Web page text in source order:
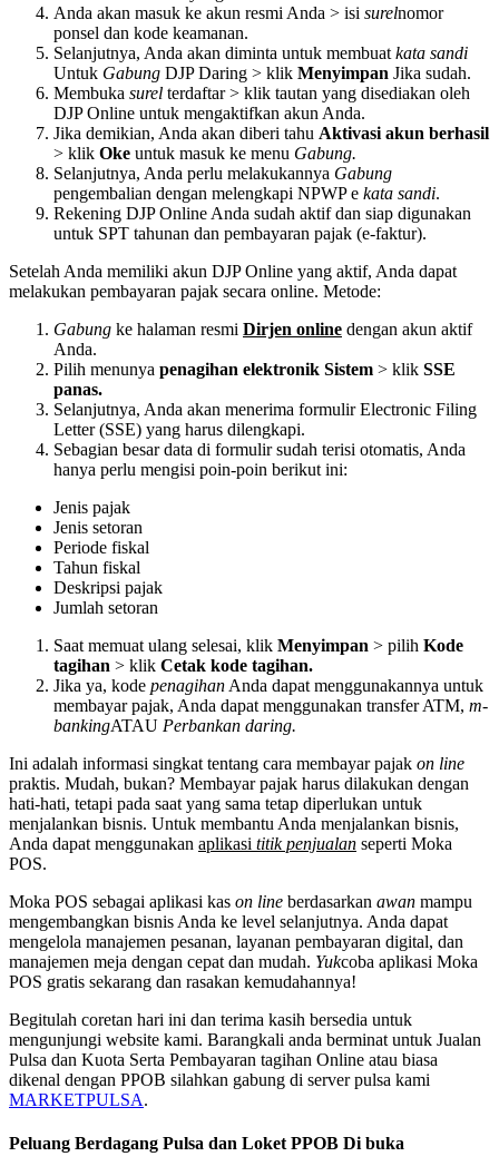
Anda akan masuk ke akun resmi Anda > isi surelnomor
ponsel dan kode keamanan.
Selanjutnya, Anda akan diminta untuk membuat kata sandi
Untuk Gabung DJP Daring > klik Menyimpan Jika sudah.
Membuka surel terdaftar > klik tautan yang disediakan oleh
DJP Online untuk mengaktifkan akun Anda.
Jika demikian, Anda akan diberi tahu Aktivasi akun berhasil
> klik Oke untuk masuk ke menu Gabung.
Selanjutnya, Anda perlu melakukannya Gabung
pengembalian dengan melengkapi NPWP e kata sandi.
Rekening DJP Online Anda sudah aktif dan siap digunakan
untuk SPT tahunan dan pembayaran pajak (e-faktur).
Setelah Anda memiliki akun DJP Online yang aktif, Anda dapat
melakukan pembayaran pajak secara online. Metode:
Gabung ke halaman resmi Dirjen online dengan akun aktif
Anda.
Pilih menunya penagihan elektronik Sistem > klik SSE
panas.
Selanjutnya, Anda akan menerima formulir Electronic Filing
Letter (SSE) yang harus dilengkapi.
Sebagian besar data di formulir sudah terisi otomatis, Anda
hanya perlu mengisi poin-poin berikut ini:
Jenis pajak
Jenis setoran
Periode fiskal
Tahun fiskal
Deskripsi pajak
Jumlah setoran
Saat memuat ulang selesai, klik Menyimpan > pilih Kode
tagihan > klik Cetak kode tagihan.
Jika ya, kode penagihan Anda dapat menggunakannya untuk
membayar pajak, Anda dapat menggunakan transfer ATM, m-
bankingATAU Perbankan daring.
Ini adalah informasi singkat tentang cara membayar pajak on line
praktis. Mudah, bukan? Membayar pajak harus dilakukan dengan
hati-hati, tetapi pada saat yang sama tetap diperlukan untuk
menjalankan bisnis. Untuk membantu Anda menjalankan bisnis,
Anda dapat menggunakan aplikasi titik penjualan seperti Moka
POS.
Moka POS sebagai aplikasi kas on line berdasarkan awan mampu
mengembangkan bisnis Anda ke level selanjutnya. Anda dapat
mengelola manajemen pesanan, layanan pembayaran digital, dan
manajemen meja dengan cepat dan mudah. Yukcoba aplikasi Moka
POS gratis sekarang dan rasakan kemudahannya!
Begitulah coretan hari ini dan terima kasih bersedia untuk
mengunjungi website kami. Barangkali anda berminat untuk Jualan
Pulsa dan Kuota Serta Pembayaran tagihan Online atau biasa
dikenal dengan PPOB silahkan gabung di server pulsa kami
MARKETPULSA.
Peluang Berdagang Pulsa dan Loket PPOB Di buka